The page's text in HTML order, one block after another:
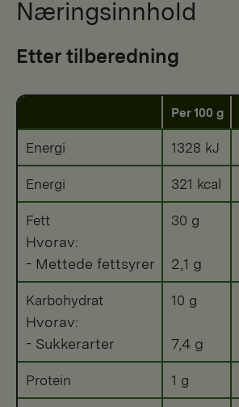
Næringsinnhold
Etter tilberedning
Per 100 g
Energi 1328 kJ
Energi 321 kcal
Fett
Hvorav:
- Mettede fettsyrer
30 g
2,1 g
Karbohydrat
Hvorav:
- Sukkerarter
10 g
7,4 g
Protein 1 g